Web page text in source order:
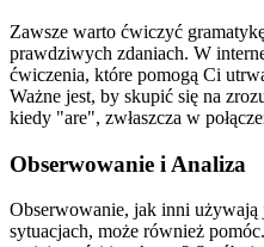
Zawsze warto ćwiczyć
prawdziwych zdaniach. W
ćwiczenia, które pomogą Ci
Ważne jest, by skupić się na
kiedy "are", zwłaszcza w
Obserwowanie i Analiza
Obserwowanie, jak inni
sytuacjach, może również